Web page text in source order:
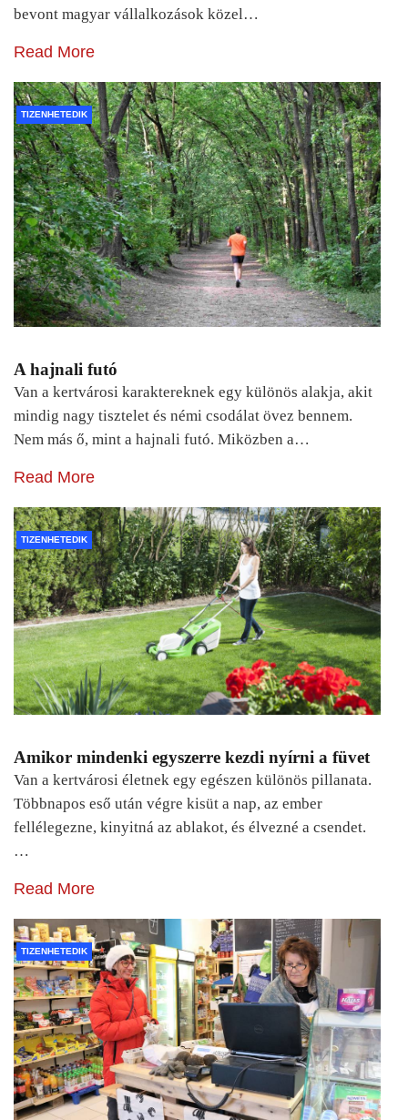
bevont magyar vállalkozások közel…
Read More
TIZENHETEDIK
A hajnali futó
Van a kertvárosi karaktereknek egy különös alakja, akit
mindig nagy tisztelet és némi csodálat övez bennem.
Nem más ő, mint a hajnali futó. Miközben a…
Read More
TIZENHETEDIK
Amikor mindenki egyszerre kezdi nyírni a füvet
Van a kertvárosi életnek egy egészen különös pillanata.
Többnapos eső után végre kisüt a nap, az ember
fellélegezne, kinyitná az ablakot, és élvezné a csendet.
…
Read More
TIZENHETEDIK